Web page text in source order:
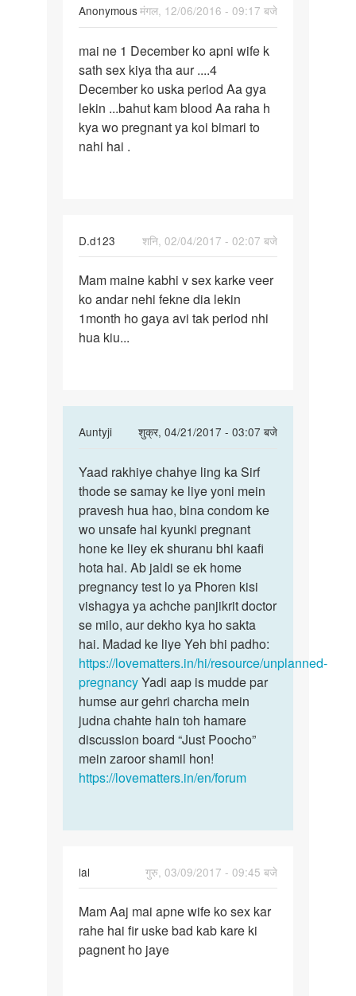
by
deenu
Anonymousमंगल, 12/06/2016 - 09:17 बजे
mai
ne
1
December
ko
apni
mai ne 1 December ko apni wife k
sath sex kiya tha aur ....4
December ko uska period Aa gya
lekin ...bahut kam blood Aa raha h
kya wo pregnant ya koi bimari to
nahi hai .
D.d123
शनि, 02/04/2017 - 02:07 बजे
Mam
maine
kabhi
v
Mam maine kabhi v sex karke veer
ko andar nehi fekne dia lekin
1month ho gaya avi tak period nhi
hua kiu...
Auntyji
शुक्र, 04/21/2017 - 03:07 बजे
In
to
Mam
maine
kabhi
v
sex
karke
by
D.d123
Yaad
rakhiye
chahye
ling
ka
Yaad rakhiye chahye ling ka Sirf
thode se samay ke liye yoni mein
pravesh hua hao, bina condom ke
wo unsafe hai kyunki pregnant
hone ke liey ek shuranu bhi kaafi
hota hai. Ab jaldi se ek home
pregnancy test lo ya Phoren kisi
vishagya ya achche panjikrit doctor
se milo, aur dekho kya ho sakta
hai. Madad ke liye Yeh bhi padho:
https://lovematters.in/hi/resource/unplanned-
pregnancyYadi aap is mudde par
humse aur gehri charcha mein
judna chahte hain toh hamare
discussion board “Just Poocho”
mein zaroor shamil hon!
https://lovematters.in/en/forum
lal
गुरु, 03/09/2017 - 09:45 बजे
Mam
Aaj
mai
Mam Aaj mai apne wife ko sex kar
rahe hai fir uske bad kab kare ki
pagnent ho jaye